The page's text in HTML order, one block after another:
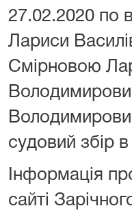
27.02.2020 по
Лариси
Смірновою
судовий збір
Інформація
сайті